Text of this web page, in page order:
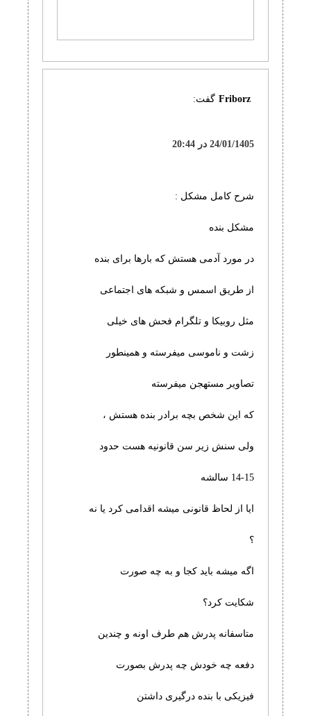
Friborz گفت:
24/01/1405 در 20:44
شرح کامل مشکل :
مشکل بنده
در مورد آدمی هستش که بارها برای بنده
از طریق اسمس و شبکه های اجتماعی
مثل روبیکا و تلگرام فحش های خیلی
زشت و ناموسی میفرسته و همینطور
تصاویر مستهجن میفرسته
که این شخص بچه برادر بنده هستش ،
ولی سنش زیر سن قانونیه هست حدود
14-15 سالشه
ایا از لحاظ قانونی میشه اقدامی کرد یا نه
؟
اگه میشه باید کجا و به چه صورت
شکایت کرد؟
متاسفانه پدرش هم طرف اونه و چندین
دفعه چه خودش چه پدرش بصورت
فیزیکی با بنده درگیری داشتن